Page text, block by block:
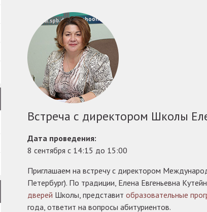
Встреча с директором Школы
Дата проведения:
8 сентября с 14:15 до 15:00
Приглашаем на встречу с директором
Петербург). По традиции, Елена Евгеньевна
дверей Школы, представит образовательные
года, ответит на вопросы абитуриентов.